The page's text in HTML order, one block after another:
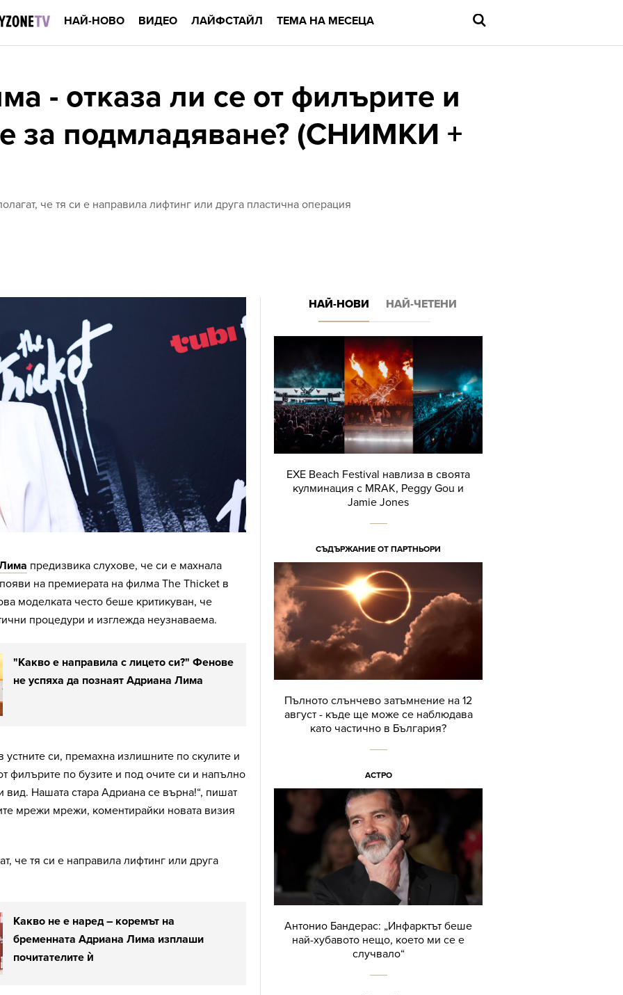
НАЙ-НОВО ВИДЕО ЛАЙФСТАЙЛ ТЕМА НА МЕСЕЦА
- отказа ли се от филърите и
за подмладяване? (СНИМКИ +
че тя си е направила лифтинг или друга пластична операция
предизвика слухове, че си е махнала
на премиерата на филма The Thicket в
моделката често беше критикуван, че
процедури и изглежда неузнаваема.
"Какво е направила с лицето си?" Фенове
не успяха да познаят Адриана Лима
устните си, премахна излишните по скулите и
филърите по бузите и под очите си и напълно
Нашата стара Адриана се върна!“, пишат
мрежи мрежи, коментирайки новата визия
че тя си е направила лифтинг или друга
Какво не е наред – коремът на
бременната Адриана Лима изплаши
почитателите ѝ
НАЙ-НОВИ НАЙ-ЧЕТЕНИ
EXE Beach Festival навлиза в своята
кулминация с MRAK, Peggy Gou и
Jamie Jones
СЪДЪРЖАНИЕ ОТ ПАРТНЬОРИ
Пълното слънчево затъмнение на 12
август - къде ще може се наблюдава
като частично в България?
АСТРО
Антонио Бандерас: „Инфарктът беше
най-хубавото нещо, което ми се е
случвало“